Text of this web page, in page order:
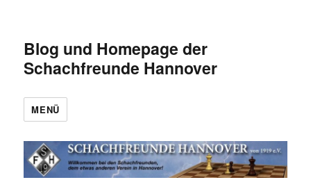
Blog und Homepage der
Schachfreunde Hannover
MENÜ